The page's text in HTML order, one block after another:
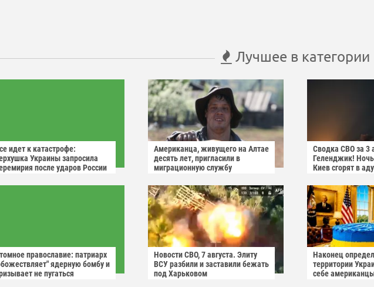
Лучшее в категории
идет к катастрофе:
Украины запросила
после ударов России
Американца, живущего на Алтае
десять лет, пригласили в
миграционную службу
Сводка СВО за 3
Геленджик!
Киев сгорят в аду
православие: патриарх
ядерную бомбу и
не пугаться
Новости СВО, 7 августа. Элиту
ВСУ разбили и заставили бежать
под Харьковом
Наконец
территории
себе